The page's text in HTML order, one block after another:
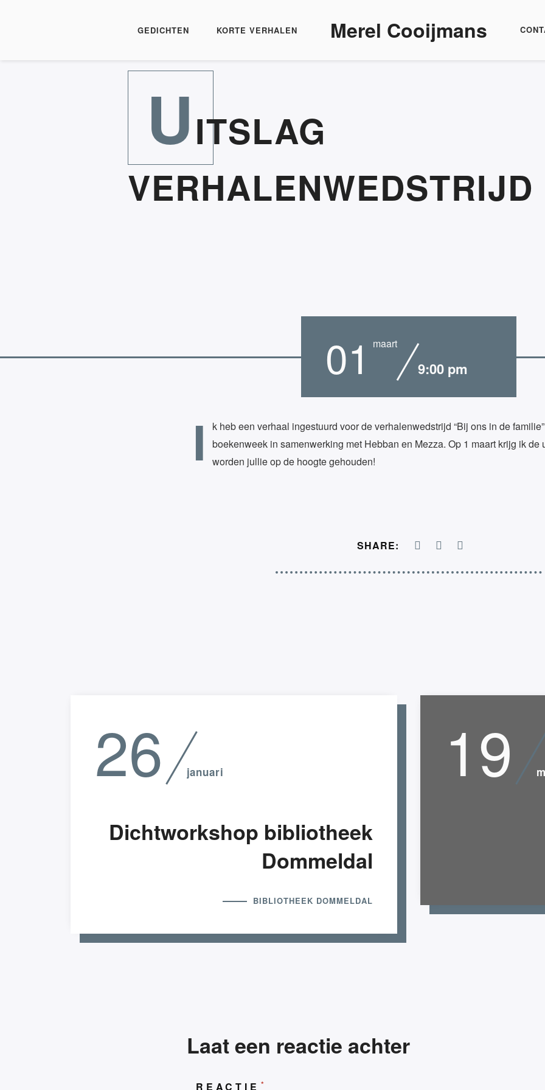
GEDICHTEN KORTE VERHALEN Merel Cooijmans
UITSLAG
VERHALENWEDSTRIJD
01 maart
9:00 pm
I
k heb een verhaal ingestuurd voor de verhalenwedstrijd “Bij ons in de
boekenweek in samenwerking met Hebban en Mezza. Op 1 maart krijg ik de
worden jullie op de hoogte gehouden!
SHARE:
26 januari
Dichtworkshop bibliotheek
Dommeldal
BIBLIOTHEEK DOMMELDAL
19
Laat een reactie achter
REACTIE *